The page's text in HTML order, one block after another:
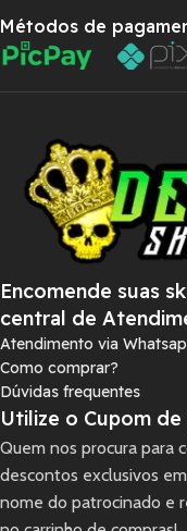
Métodos de
Encomende suas
central de
Atendimento via
Como comprar?
Dúvidas frequentes
Utilize o Cupom
Quem nos procura para
descontos exclusivos
nome do patrocinado e